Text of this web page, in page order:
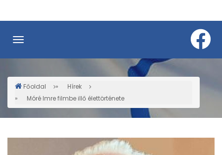
Morzsa
Főoldal
Hírek
Móré Imre filmbe illő élettörténete